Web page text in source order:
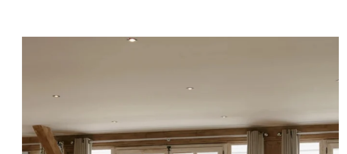
RESTAURANT & BAR
GALERIE
ACTUALITÉS